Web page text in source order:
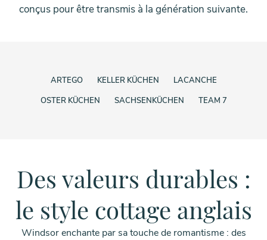
conçus pour être transmis à la génération suivante.
ARTEGO KELLER KÜCHEN
LACANCHE
OSTER KÜCHEN
SACHSENKÜCHEN TEAM 7
Des valeurs durables :
le style cottage anglais
Windsor enchante par sa touche de romantisme : des